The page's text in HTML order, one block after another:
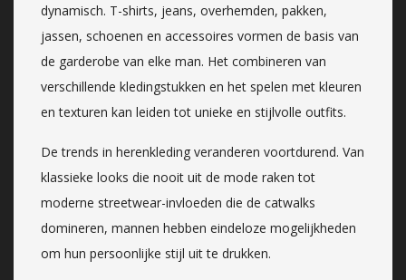
dynamisch. T-shirts, jeans, overhemden, pakken,
jassen, schoenen en accessoires vormen de basis van
de garderobe van elke man. Het combineren van
verschillende kledingstukken en het spelen met kleuren
en texturen kan leiden tot unieke en stijlvolle outfits.
De trends in herenkleding veranderen voortdurend. Van
klassieke looks die nooit uit de mode raken tot
moderne streetwear-invloeden die de catwalks
domineren, mannen hebben eindeloze mogelijkheden
om hun persoonlijke stijl uit te drukken.